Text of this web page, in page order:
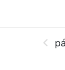
appreciate